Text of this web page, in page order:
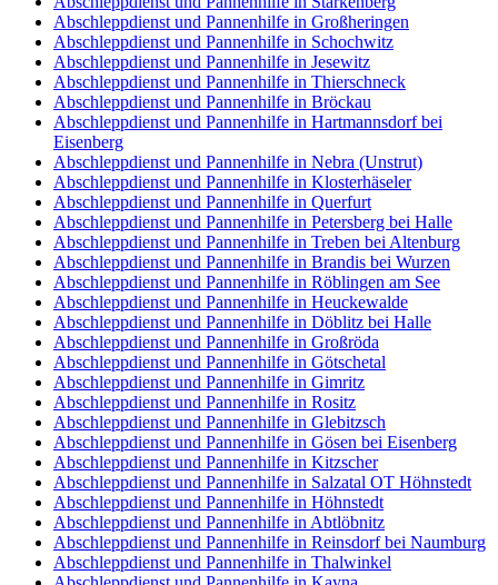
Abschleppdienst und Pannenhilfe in Großheringen
Abschleppdienst und Pannenhilfe in Schochwitz
Abschleppdienst und Pannenhilfe in Jesewitz
Abschleppdienst und Pannenhilfe in Thierschneck
Abschleppdienst und Pannenhilfe in Bröckau
Abschleppdienst und Pannenhilfe in Hartmannsdorf bei
Eisenberg
Abschleppdienst und Pannenhilfe in Nebra (Unstrut)
Abschleppdienst und Pannenhilfe in Klosterhäseler
Abschleppdienst und Pannenhilfe in Querfurt
Abschleppdienst und Pannenhilfe in Petersberg bei Halle
Abschleppdienst und Pannenhilfe in Treben bei Altenburg
Abschleppdienst und Pannenhilfe in Brandis bei Wurzen
Abschleppdienst und Pannenhilfe in Röblingen am See
Abschleppdienst und Pannenhilfe in Heuckewalde
Abschleppdienst und Pannenhilfe in Döblitz bei Halle
Abschleppdienst und Pannenhilfe in Großröda
Abschleppdienst und Pannenhilfe in Götschetal
Abschleppdienst und Pannenhilfe in Gimritz
Abschleppdienst und Pannenhilfe in Rositz
Abschleppdienst und Pannenhilfe in Glebitzsch
Abschleppdienst und Pannenhilfe in Gösen bei Eisenberg
Abschleppdienst und Pannenhilfe in Kitzscher
Abschleppdienst und Pannenhilfe in Salzatal OT Höhnstedt
Abschleppdienst und Pannenhilfe in Höhnstedt
Abschleppdienst und Pannenhilfe in Abtlöbnitz
Abschleppdienst und Pannenhilfe in Reinsdorf bei Naumburg
Abschleppdienst und Pannenhilfe in Thalwinkel